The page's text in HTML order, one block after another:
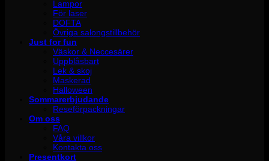
Lampor
För laser
DOFTA
Övriga salongstillbehör
Just for fun
Väskor & Neccesärer
Uppblåsbart
Lek & skoj
Maskerad
Halloween
Sommarerbjudande
Reseförpackningar
Om oss
FAQ
Våra villkor
Kontakta oss
Presentkort